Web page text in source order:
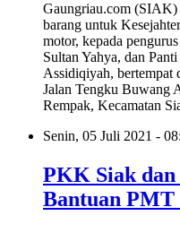
Gaungriau.com
barang untuk
motor, kepada
Sultan Yahya, dan
Assidiqiyah, bertempat
Jalan Tengku Buwang
Rempak, Kecamatan
Senin, 05 Juli 2021 -
PKK Siak
Bantuan PMT